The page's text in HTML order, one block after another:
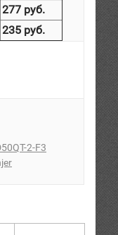
277 руб.
235 руб.
2-F3